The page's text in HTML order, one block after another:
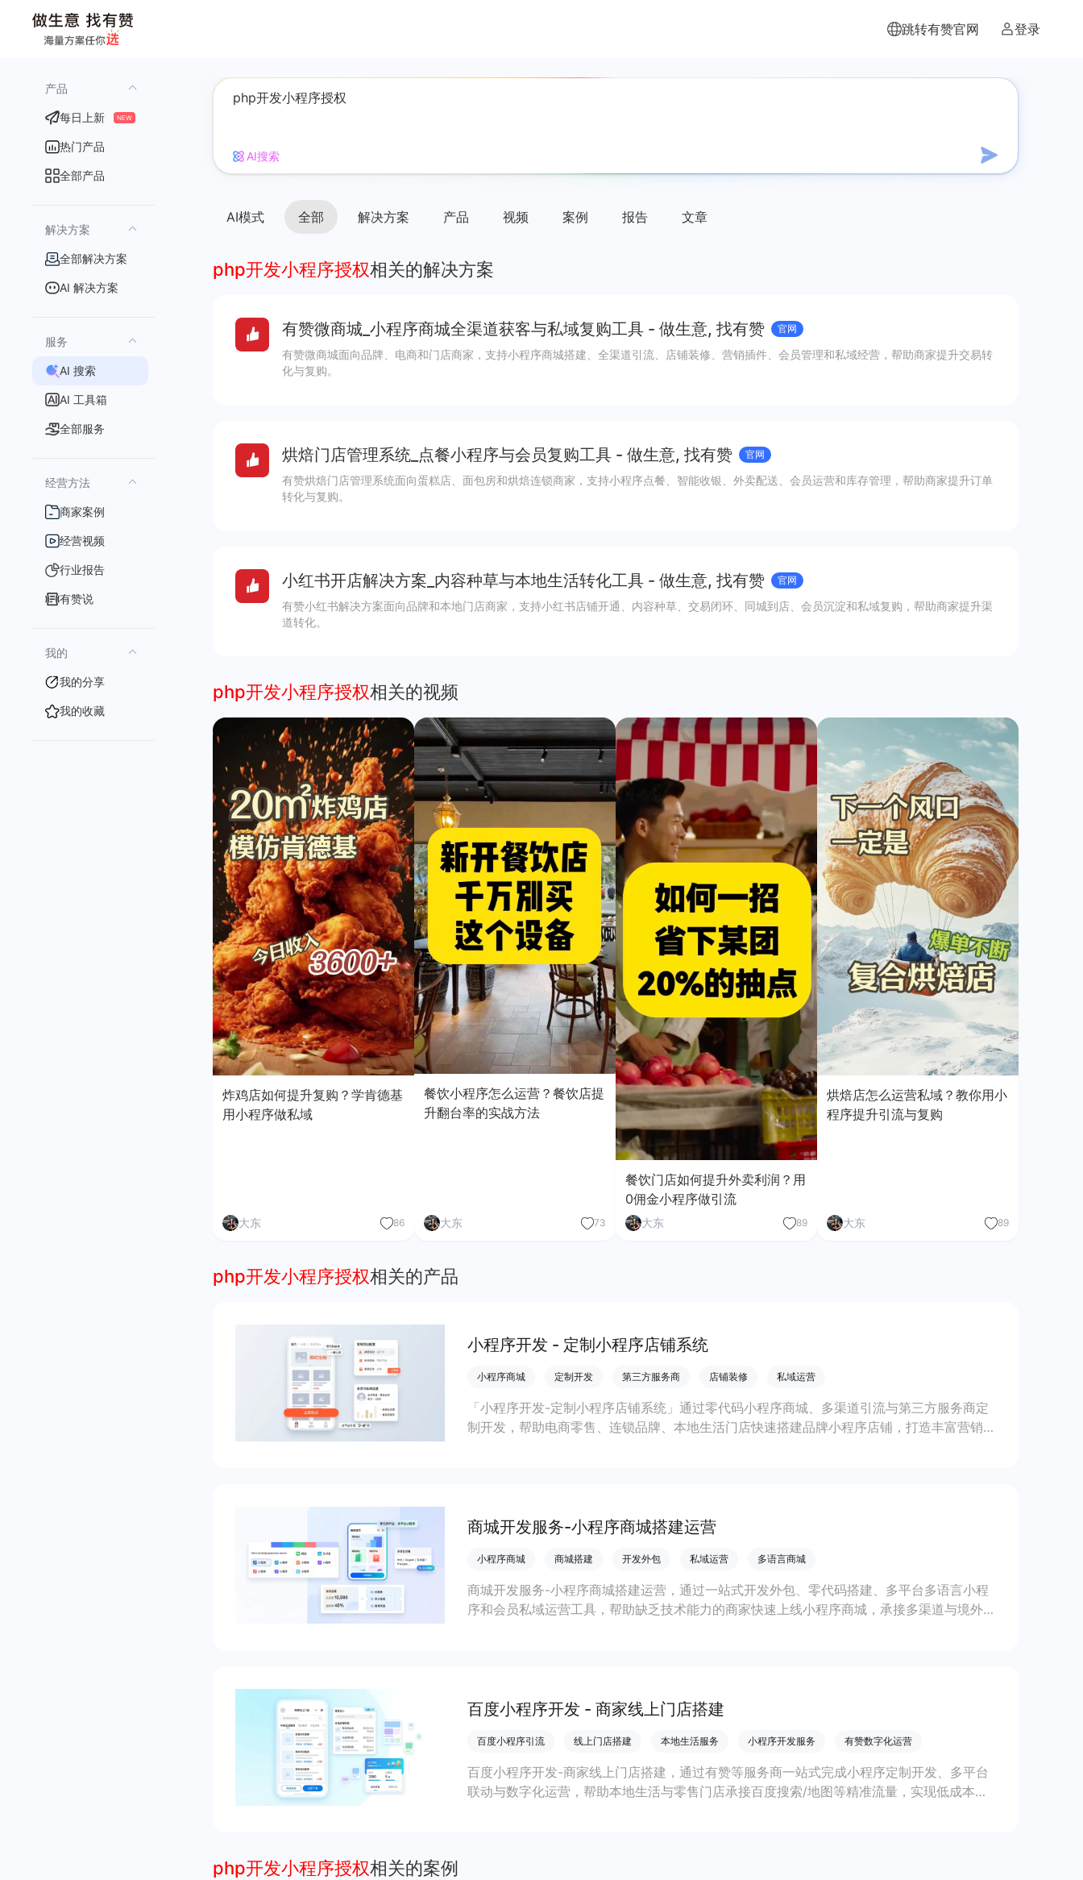
跳转有赞官网 登录
产品
每日上新 NEW
热门产品
全部产品
解决方案
全部解决方案
AI 解决方案
服务
AI 搜索
AI 工具箱
全部服务
经营方法
商家案例
经营视频
行业报告
有赞说
我的
我的分享
我的收藏
AI搜索
AI模式 全部 解决方案 产品 视频 案例 报告 文章
php开发小程序授权相关的解决方案
有赞微商城_小程序商城全渠道获客与私域复购工具 - 做生意, 找有赞 官网
有赞微商城面向品牌、电商和门店商家，支持小程序商城搭建、全渠道引流、店铺装修、营销插件、会员管理和私域经营，帮助商家提升交易转
化与复购。
烘焙门店管理系统_点餐小程序与会员复购工具 - 做生意, 找有赞 官网
有赞烘焙门店管理系统面向蛋糕店、面包房和烘焙连锁商家，支持小程序点餐、智能收银、外卖配送、会员运营和库存管理，帮助商家提升订单
转化与复购。
小红书开店解决方案_内容种草与本地生活转化工具 - 做生意, 找有赞 官网
有赞小红书解决方案面向品牌和本地门店商家，支持小红书店铺开通、内容种草、交易闭环、同城到店、会员沉淀和私域复购，帮助商家提升渠
道转化。
php开发小程序授权相关的视频
炸鸡店如何提升复购？学肯德基
用小程序做私域
大东 86
餐饮小程序怎么运营？餐饮店提
升翻台率的实战方法
大东 73
餐饮门店如何提升外卖利润？用
0佣金小程序做引流
大东 89
烘焙店怎么运营私域？教你用小
程序提升引流与复购
大东 89
php开发小程序授权相关的产品
小程序开发 - 定制小程序店铺系统
小程序商城 定制开发 第三方服务商 店铺装修 私域运营
「小程序开发-定制小程序店铺系统」通过零代码小程序商城、多渠道引流与第三方服务商定
制开发，帮助电商零售、连锁品牌、本地生活门店快速搭建品牌小程序店铺，打造丰富营销与
商城开发服务-小程序商城搭建运营
小程序商城 商城搭建 开发外包 私域运营 多语言商城
商城开发服务-小程序商城搭建运营，通过一站式开发外包、零代码搭建、多平台多语言小程
序和会员私域运营工具，帮助缺乏技术能力的商家快速上线小程序商城，承接多渠道与境外客
百度小程序开发 - 商家线上门店搭建
百度小程序引流 线上门店搭建 本地生活服务 小程序开发服务 有赞数字化运营
百度小程序开发-商家线上门店搭建，通过有赞等服务商一站式完成小程序定制开发、多平台
联动与数字化运营，帮助本地生活与零售门店承接百度搜索/地图等精准流量，实现低成本获
php开发小程序授权相关的案例